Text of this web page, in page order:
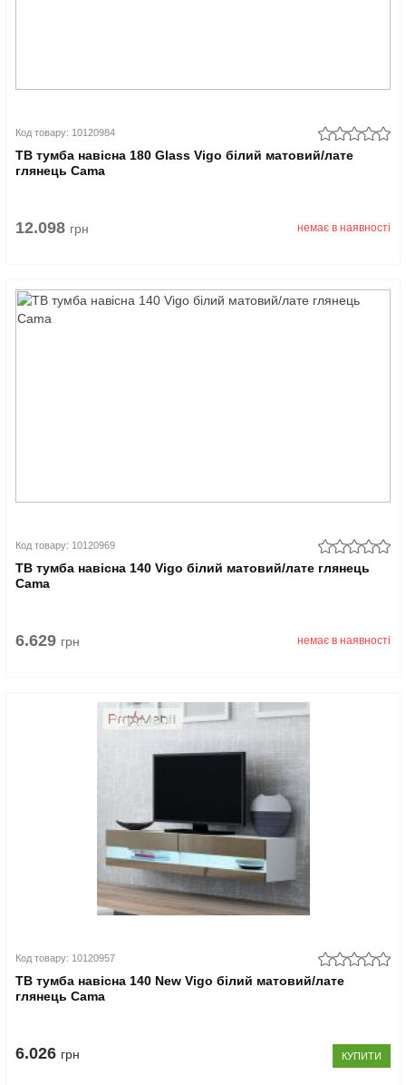
Код товару: 10120984
ТВ тумба навісна 180 Glass Vigo білий матовий/лате
глянець Cama
12.098 грн немає в наявності
Код товару: 10120969
ТВ тумба навісна 140 Vigo білий матовий/лате глянець
Cama
6.629 грн немає в наявності
Код товару: 10120957
ТВ тумба навісна 140 New Vigo білий матовий/лате
глянець Cama
6.026 грн КУПИТИ